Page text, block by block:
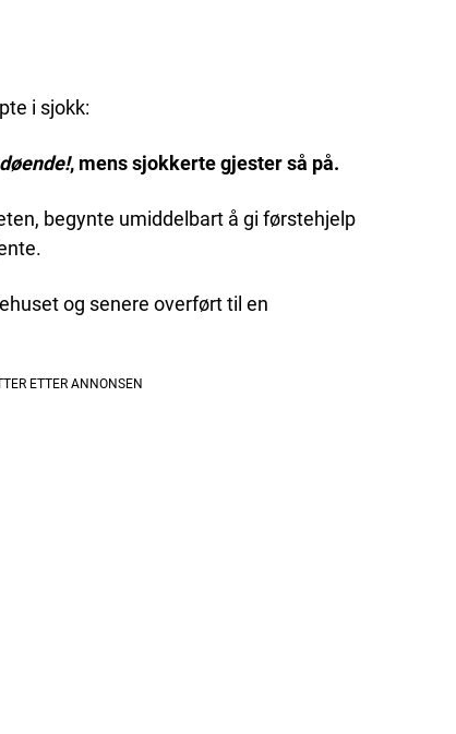
i sjokk:
, mens sjokkerte gjester så på.
begynte umiddelbart å gi førstehjelp
og senere overført til en